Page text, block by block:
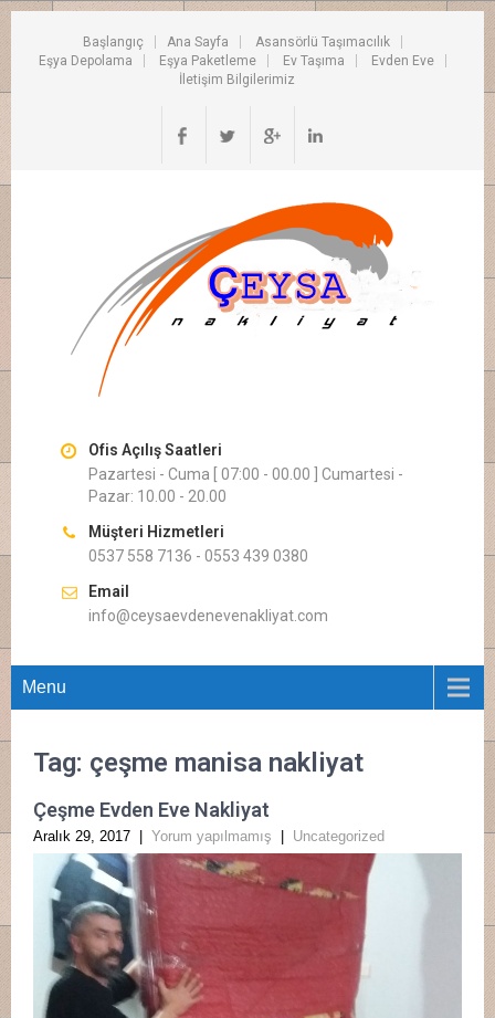
Başlangıç Ana Sayfa
Asansörlü Taşımacılık
Eşya Depolama
Eşya Paketleme Ev Taşıma
Evden Eve
İletişim Bilgilerimiz
Ofis Açılış Saatleri
Pazartesi - Cuma [ 07:00 - 00.00 ] Cumartesi -
Pazar: 10.00 - 20.00
Müşteri Hizmetleri
0537 558 7136 - 0553 439 0380
Email
info@ceysaevdenevenakliyat.com
Menu
Tag: çeşme manisa nakliyat
Çeşme Evden Eve Nakliyat
Aralık 29, 2017 Yorum yapılmamış Uncategorized